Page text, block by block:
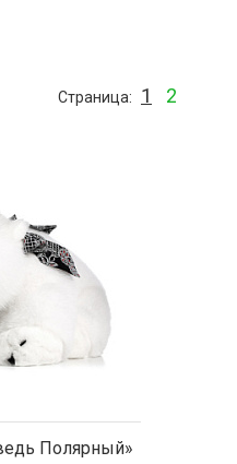
Страница 1 2
Полярный»